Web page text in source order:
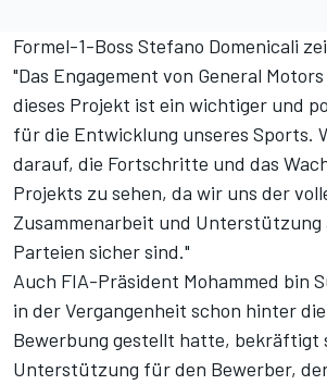
Formel-1-Boss Stefano Domenicali
"Das Engagement von General
dieses Projekt ist ein wichtiger und
für die Entwicklung unseres Sports.
darauf, die Fortschritte und das
Projekts zu sehen, da wir uns der
Zusammenarbeit und Unterstützung
Parteien sicher sind."
Auch FIA-Präsident Mohammed bin
in der Vergangenheit schon hinter
Bewerbung gestellt hatte, bekräftigt
Unterstützung für den Bewerber,